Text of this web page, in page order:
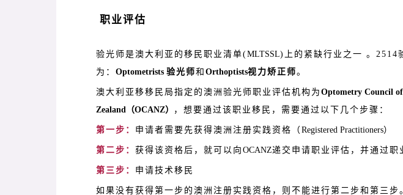
职业评估
验光师是澳大利亚的移民职业清单(MLTSSL)上的紧缺行业之一 。2514
为： Optometrists 验光师和 Orthoptists视力矫正师。
澳大利亚移移民局指定的澳洲验光师职业评估机构为 Optometry Council
Zealand（OCANZ）
，想要通过该职业移民，需要通过以下几个步骤：
第一步： 申请者需要先获得澳洲注册实践资格（ Registered Practitioners）
第二步： 获得该资格后，就可以向 OCANZ递交申请职业评估，并通过职
第三步： 申请技术移民
如果没有获得第一步的澳洲注册实践资格，则不能进行第二步和第三步